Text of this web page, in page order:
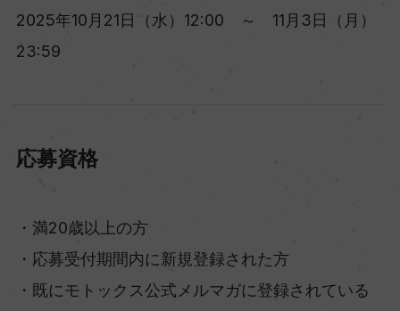
2025年10月21日（水）12:00 ～ 11月3日（月）
23:59
応募資格
・満20歳以上の方
・応募受付期間内に新規登録された方
・既にモトックス公式メルマガに登録されている